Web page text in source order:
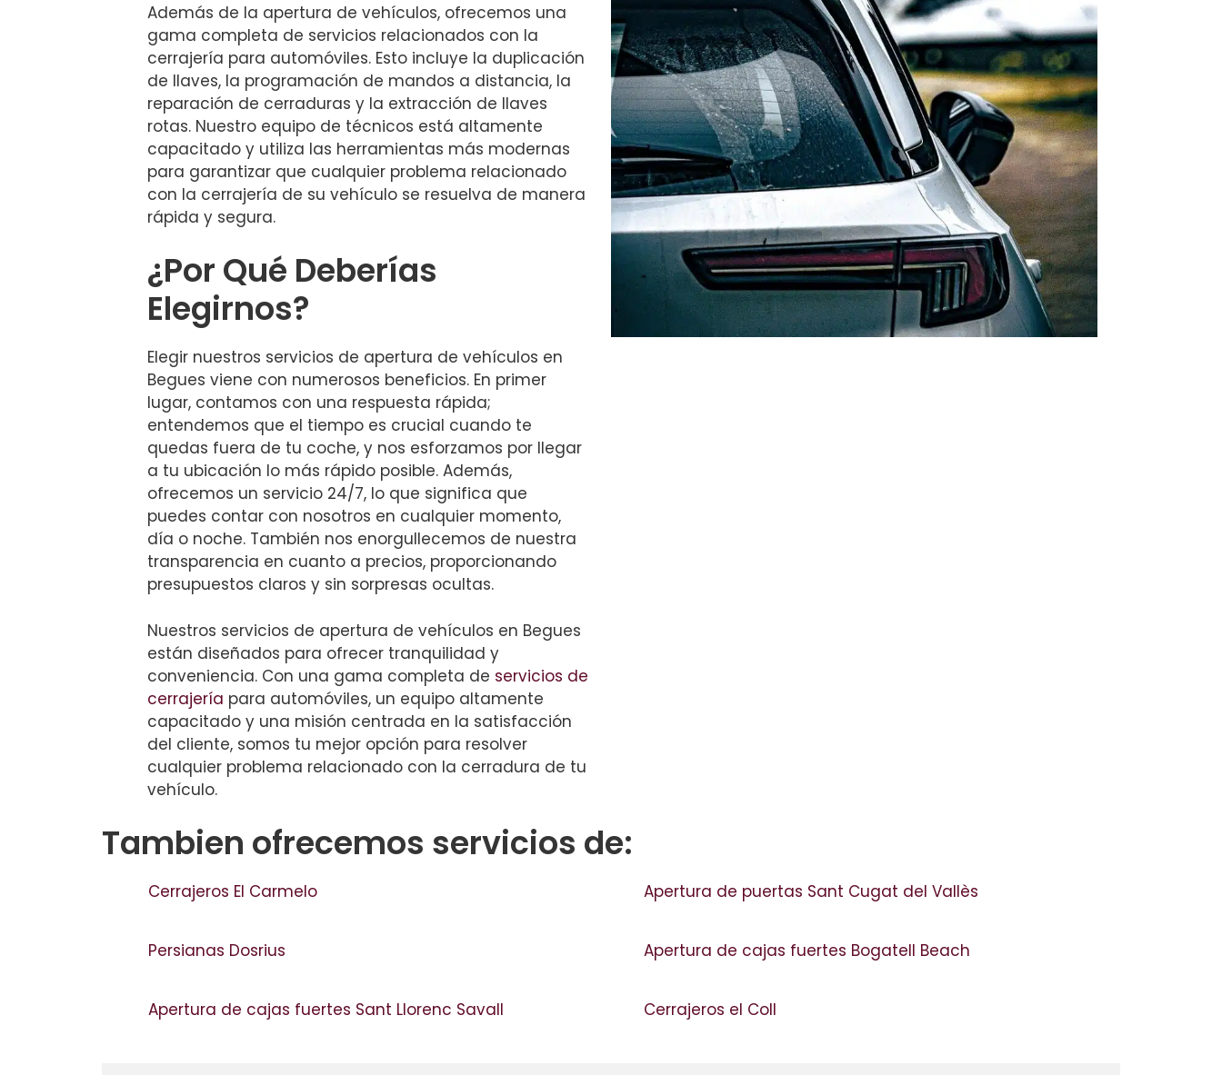
Además de la apertura de vehículos, ofrecemos una
gama completa de servicios relacionados con la
cerrajería para automóviles. Esto incluye la duplicación
de llaves, la programación de mandos a distancia, la
reparación de cerraduras y la extracción de llaves
rotas. Nuestro equipo de técnicos está altamente
capacitado y utiliza las herramientas más modernas
para garantizar que cualquier problema relacionado
con la cerrajería de su vehículo se resuelva de manera
rápida y segura.
¿Por Qué Deberías
Elegirnos?
Elegir nuestros servicios de apertura de vehículos en
Begues viene con numerosos beneficios. En primer
lugar, contamos con una respuesta rápida;
entendemos que el tiempo es crucial cuando te
quedas fuera de tu coche, y nos esforzamos por llegar
a tu ubicación lo más rápido posible. Además,
ofrecemos un servicio 24/7, lo que significa que
puedes contar con nosotros en cualquier momento,
día o noche. También nos enorgullecemos de nuestra
transparencia en cuanto a precios, proporcionando
presupuestos claros y sin sorpresas ocultas.
Nuestros servicios de apertura de vehículos en Begues
están diseñados para ofrecer tranquilidad y
conveniencia. Con una gama completa de servicios de
cerrajería para automóviles, un equipo altamente
capacitado y una misión centrada en la satisfacción
del cliente, somos tu mejor opción para resolver
cualquier problema relacionado con la cerradura de tu
vehículo.
Tambien ofrecemos servicios de:
Cerrajeros El Carmelo Apertura de puertas Sant Cugat del Vallès
Persianas Dosrius Apertura de cajas fuertes Bogatell Beach
Apertura de cajas fuertes Sant Llorenc Savall Cerrajeros el Coll